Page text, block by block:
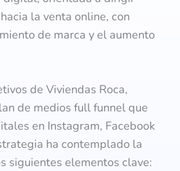
la venta online, con
de marca y el aumento
de Viviendas Roca,
de medios full funnel que
en Instagram, Facebook
ha contemplado la
siguientes elementos clave: